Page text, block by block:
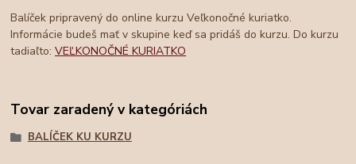
Balíček pripravený do online kurzu Veľkonočné kuriatko.
Informácie budeš mať v skupine keď sa pridáš do kurzu. Do kurzu
tadiaľto:VEĽKONOČNÉ KURIATKO
Tovar zaradený v kategóriách
BALÍČEK KU KURZU